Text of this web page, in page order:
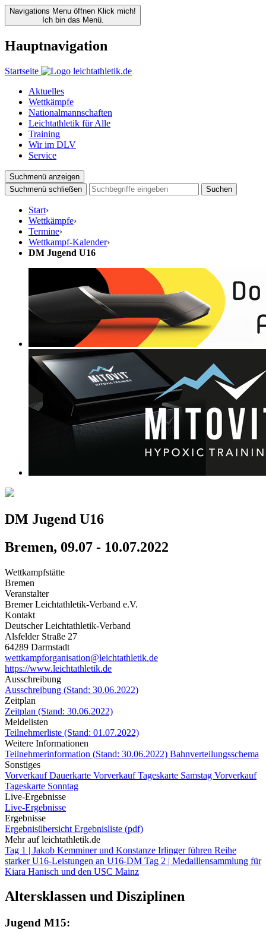
Navigations Menu öffnen Klick mich!
Ich bin das Menü.
Hauptnavigation
Startseite
Aktuelles
Wettkämpfe
Nationalmannschaften
Leichtathletik für Alle
Training
Wir im DLV
Service
Suchmenü anzeigen
Suchmenü schließen
Suchen
Start›
Wettkämpfe›
Termine›
Wettkampf-Kalender›
DM Jugend U16
DM Jugend U16
Bremen, 09.07 - 10.07.2022
Wettkampfstätte
Bremen
Veranstalter
Bremer Leichtathletik-Verband e.V.
Kontakt
Deutscher Leichtathletik-Verband
Alsfelder Straße 27
64289 Darmstadt
wettkampforganisation@leichtathletik.de
https://www.leichtathletik.de
Ausschreibung
Ausschreibung (Stand: 30.06.2022)
Zeitplan
Zeitplan (Stand: 30.06.2022)
Meldelisten
Teilnehmerliste (Stand: 01.07.2022)
Weitere Informationen
Teilnehmerinformation (Stand: 30.06.2022) Bahnverteilungsschema
Sonstiges
Vorverkauf Dauerkarte Vorverkauf Tageskarte Samstag Vorverkauf
Tageskarte Sonntag
Live-Ergebnisse
Live-Ergebnisse
Ergebnisse
Ergebnisübersicht Ergebnisliste (pdf)
Mehr auf leichtathletik.de
Tag 1 | Jakob Kemminer und Konstanze Irlinger führen Reihe
starker U16-Leistungen an U16-DM Tag 2 | Medaillensammlung für
Kiara Hanisch und den USC Mainz
Altersklassen und Disziplinen
Jugend M15: